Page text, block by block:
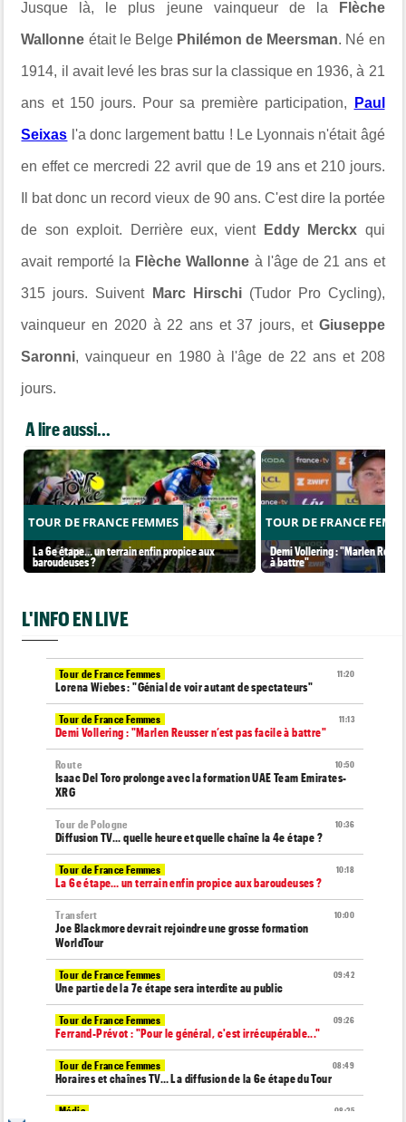
Jusque là, le plus jeune vainqueur de la Flèche
Wallonne était le Belge Philémon de Meersman. Né en
1914, il avait levé les bras sur la classique en 1936, à 21
ans et 150 jours. Pour sa première participation, Paul
Seixas l'a donc largement battu ! Le Lyonnais n'était âgé
en effet ce mercredi 22 avril que de 19 ans et 210 jours.
Il bat donc un record vieux de 90 ans. C'est dire la portée
de son exploit. Derrière eux, vient Eddy Merckx qui
avait remporté la Flèche Wallonne à l'âge de 21 ans et
315 jours. Suivent Marc Hirschi (Tudor Pro Cycling),
vainqueur en 2020 à 22 ans et 37 jours, et Giuseppe
Saronni, vainqueur en 1980 à l'âge de 22 ans et 208
jours.
A lire aussi...
TOUR DE FRANCE FEMMES
La 6e étape… un terrain enfin propice aux
baroudeuses ?
TOUR DE FRANCE
Demi Vollering : "Marlen
à battre"
L'INFO EN LIVE
11:20
Tour de France Femmes
Lorena Wiebes : "Génial de voir autant de spectateurs"
11:13
Tour de France Femmes
Demi Vollering : "Marlen Reusser n’est pas facile à battre"
10:50
Route
Isaac Del Toro prolonge avec la formation UAE Team Emirates-
XRG
10:36
Tour de Pologne
Diffusion TV... quelle heure et quelle chaîne la 4e étape ?
10:18
Tour de France Femmes
La 6e étape… un terrain enfin propice aux baroudeuses ?
10:00
Transfert
Joe Blackmore devrait rejoindre une grosse formation
WorldTour
09:42
Tour de France Femmes
Une partie de la 7e étape sera interdite au public
09:26
Tour de France Femmes
Ferrand-Prévot : "Pour le général, c'est irrécupérable..."
08:49
Tour de France Femmes
Horaires et chaînes TV… La diffusion de la 6e étape du Tour
08:25
Média